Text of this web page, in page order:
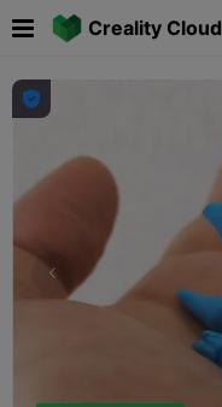
Creality Cloud
